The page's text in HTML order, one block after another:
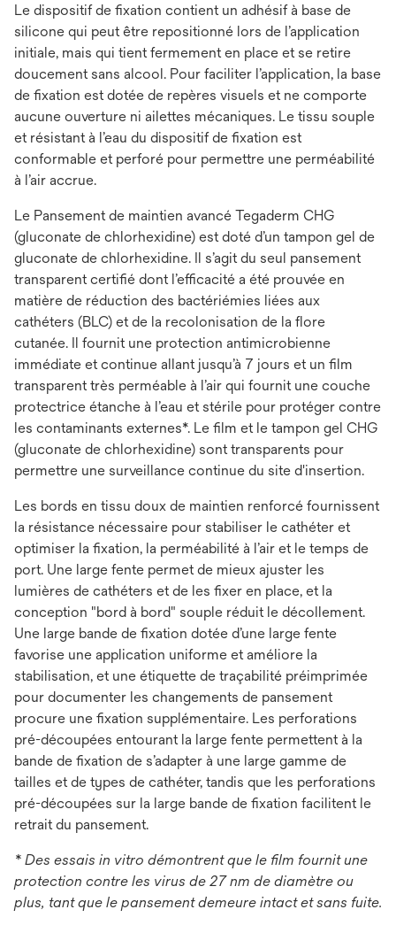
Le dispositif de fixation contient un adhésif à base de
silicone qui peut être repositionné lors de l’application
initiale, mais qui tient fermement en place et se retire
doucement sans alcool. Pour faciliter l’application, la base
de fixation est dotée de repères visuels et ne comporte
aucune ouverture ni ailettes mécaniques. Le tissu souple
et résistant à l’eau du dispositif de fixation est
conformable et perforé pour permettre une perméabilité
à l’air accrue.
Le Pansement de maintien avancé Tegaderm CHG
(gluconate de chlorhexidine) est doté d’un tampon gel de
gluconate de chlorhexidine. Il s’agit du seul pansement
transparent certifié dont l’efficacité a été prouvée en
matière de réduction des bactériémies liées aux
cathéters (BLC) et de la recolonisation de la flore
cutanée. Il fournit une protection antimicrobienne
immédiate et continue allant jusqu’à 7 jours et un film
transparent très perméable à l’air qui fournit une couche
protectrice étanche à l’eau et stérile pour protéger contre
les contaminants externes*. Le film et le tampon gel CHG
(gluconate de chlorhexidine) sont transparents pour
permettre une surveillance continue du site d'insertion.
Les bords en tissu doux de maintien renforcé fournissent
la résistance nécessaire pour stabiliser le cathéter et
optimiser la fixation, la perméabilité à l’air et le temps de
port. Une large fente permet de mieux ajuster les
lumières de cathéters et de les fixer en place, et la
conception "bord à bord" souple réduit le décollement.
Une large bande de fixation dotée d’une large fente
favorise une application uniforme et améliore la
stabilisation, et une étiquette de traçabilité préimprimée
pour documenter les changements de pansement
procure une fixation supplémentaire. Les perforations
pré-découpées entourant la large fente permettent à la
bande de fixation de s’adapter à une large gamme de
tailles et de types de cathéter, tandis que les perforations
pré-découpées sur la large bande de fixation facilitent le
retrait du pansement.
* Des essais in vitro démontrent que le film fournit une
protection contre les virus de 27 nm de diamètre ou
plus, tant que le pansement demeure intact et sans fuite.